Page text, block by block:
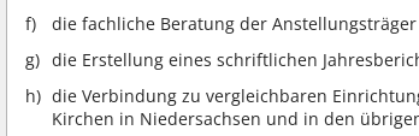
die fachliche Beratung der
die Erstellung eines schriftlichen
die Verbindung zu vergleichbaren
Kirchen in Niedersachsen und in den